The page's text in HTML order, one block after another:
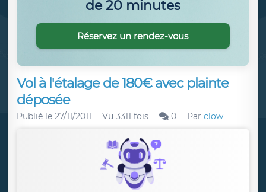
Vol à l'étalage de 180€ avec plainte
déposée
Publié le 27/11/2011 Vu 3311 fois 0 Par clow
de 20 minutes
Réservez un rendez-vous